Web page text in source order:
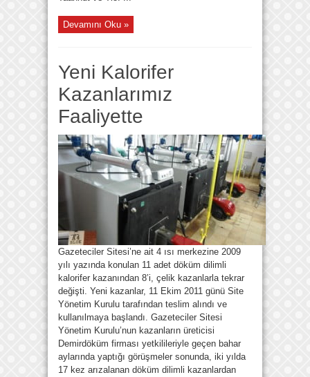
Devamını Oku »
Yeni Kalorifer
Kazanlarımız
Faaliyette
Gazeteciler Sitesi’ne ait 4 ısı merkezine 2009
yılı yazında konulan 11 adet döküm dilimli
kalorifer kazanından 8’i, çelik kazanlarla tekrar
değişti. Yeni kazanlar, 11 Ekim 2011 günü Site
Yönetim Kurulu tarafından teslim alındı ve
kullanılmaya başlandı. Gazeteciler Sitesi
Yönetim Kurulu’nun kazanların üreticisi
Demirdöküm firması yetkilileriyle geçen bahar
aylarında yaptığı görüşmeler sonunda, iki yılda
17 kez arızalanan döküm dilimli kazanlardan